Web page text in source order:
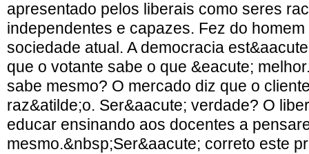
apresentado pelos liberais como seres
independentes e capazes. Fez do
sociedade atual. A democracia
que o votante sabe o que &eacute;
sabe mesmo? O mercado diz que o
raz&atilde;o. Ser&aacute; verdade? O
educar ensinando aos docentes a
mesmo.&nbsp;Ser&aacute; correto este